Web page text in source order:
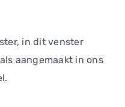
in dit venster
aangemaakt in ons